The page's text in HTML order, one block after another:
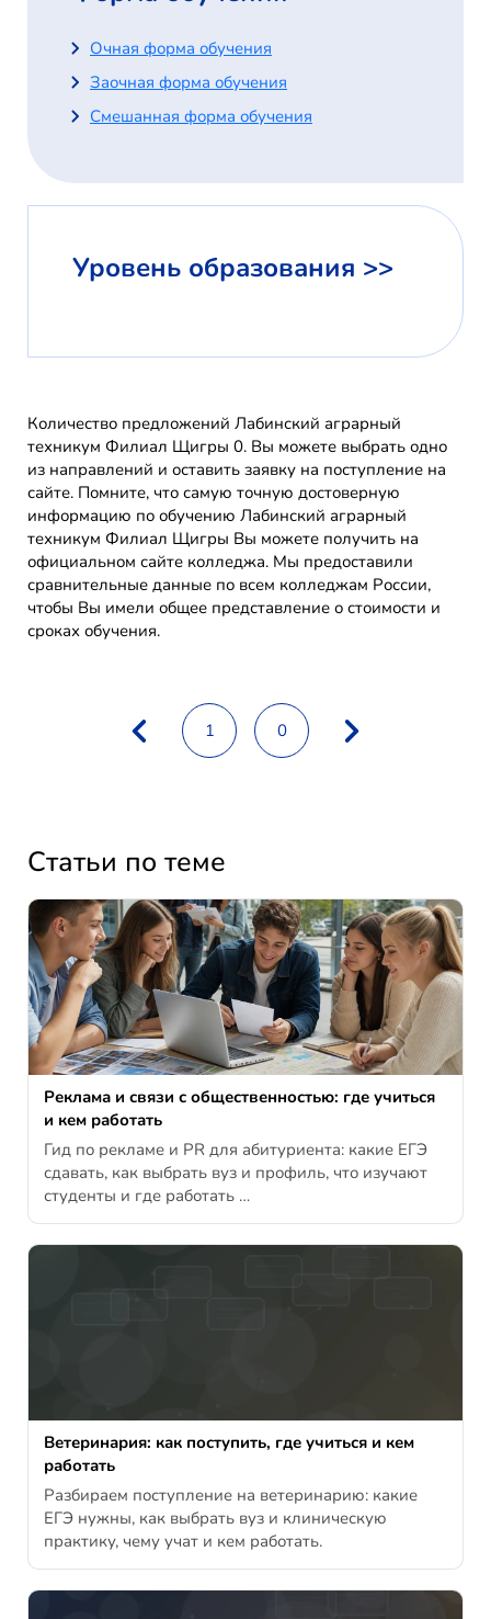
Очная форма обучения
Заочная форма обучения
Смешанная форма обучения
Уровень образования >>
Количество предложений Лабинский аграрный
техникум Филиал Щигры 0. Вы можете выбрать одно
из направлений и оставить заявку на поступление на
сайте. Помните, что самую точную достоверную
информацию по обучению Лабинский аграрный
техникум Филиал Щигры Вы можете получить на
официальном сайте колледжа. Мы предоставили
сравнительные данные по всем колледжам России,
чтобы Вы имели общее представление о стоимости и
сроках обучения.
1 0
Статьи по теме
Реклама и связи с общественностью: где учиться
и кем работать
Гид по рекламе и PR для абитуриента: какие ЕГЭ
сдавать, как выбрать вуз и профиль, что изучают
студенты и где работать …
Ветеринария: как поступить, где учиться и кем
работать
Разбираем поступление на ветеринарию: какие
ЕГЭ нужны, как выбрать вуз и клиническую
практику, чему учат и кем работать.